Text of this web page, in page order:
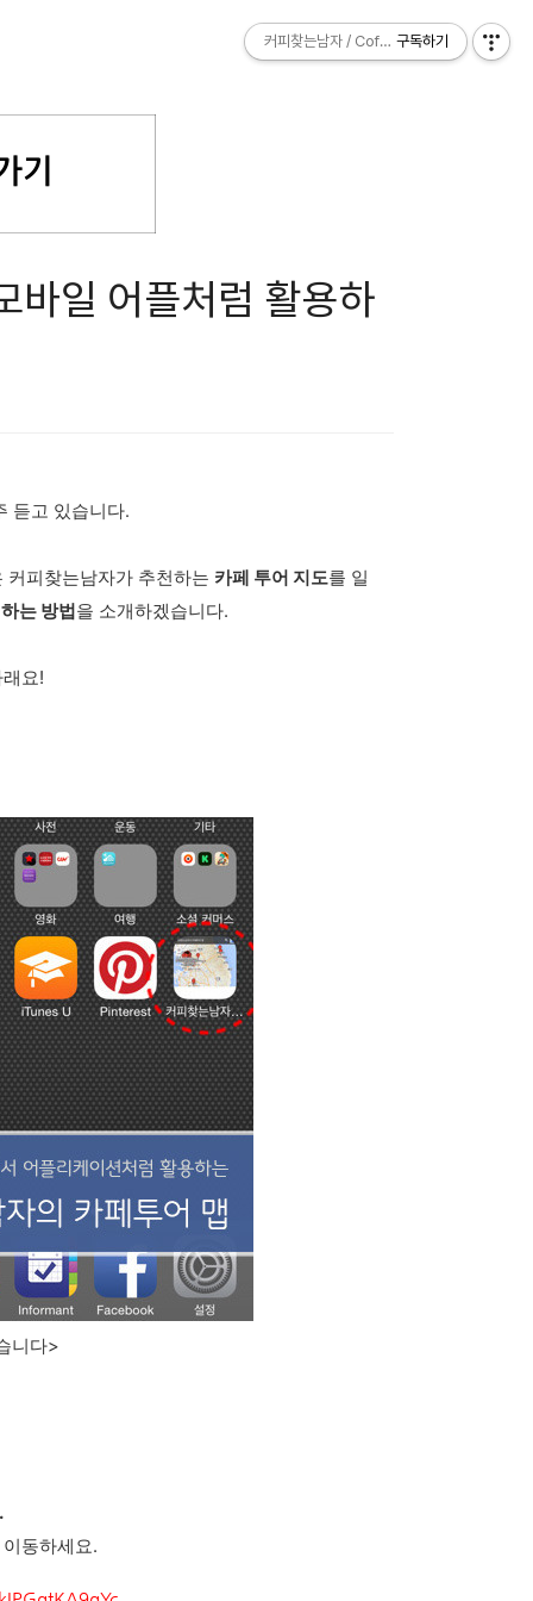
커피찾는남자 / Coffee Explorer
구독하기
바일 어플처럼 활용하
듣고 있습니다.
피찾는남자가 추천하는 카페 투어 지도를 일
는 방법을 소개하겠습니다.
요!
니다>
동하세요.
커피찾는남자 / Coffee Explorer
구독하기